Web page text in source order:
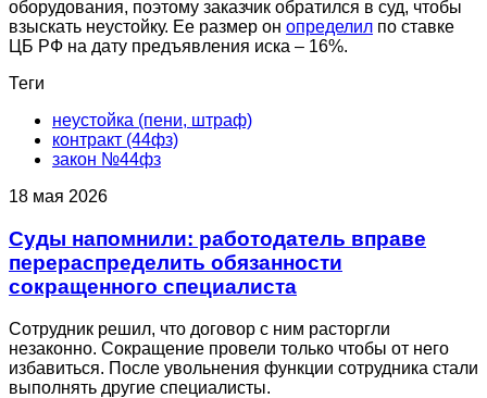
оборудования, поэтому заказчик обратился в суд, чтобы
взыскать неустойку. Ее размер он определил по ставке
ЦБ РФ на дату предъявления иска – 16%.
Теги
неустойка (пени, штраф)
контракт (44фз)
закон №44фз
18 мая 2026
Суды напомнили: работодатель вправе
перераспределить обязанности
сокращенного специалиста
Сотрудник решил, что договор с ним расторгли
незаконно. Сокращение провели только чтобы от него
избавиться. После увольнения функции сотрудника стали
выполнять другие специалисты.